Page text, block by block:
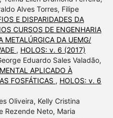
Alves Torres, Filipe
E DISPARIDADES DA
CURSOS DE ENGENHARIA
METALÚRGICA DA UEMG/
, HOLOS: v. 6 (2017)
Eduardo Sales Valadão,
APLICADO À
FOSFÁTICAS , HOLOS: v. 6
Oliveira, Kelly Cristina
Rezende Neto, Maria